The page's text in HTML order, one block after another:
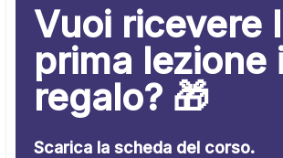
Vuoi ricevere
prima lezione
regalo? 🎁
Scarica la scheda del corso.